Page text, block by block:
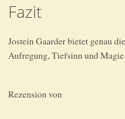
Fazit
Jostein Gaarder bietet genau
Aufregung, Tiefsinn und
Rezension von